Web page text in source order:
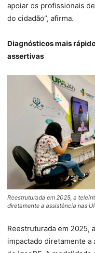
apoiar os profissionais
do cidadão”, afirma.
Diagnósticos mais
assertivas
Reestruturada em 2025, a
diretamente a assistência nas
Reestruturada em 2025,
impactado diretamente a